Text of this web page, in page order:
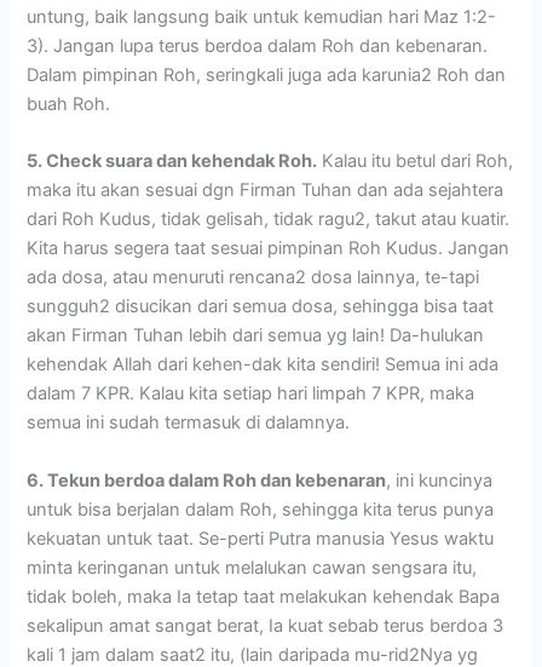
untung, baik langsung baik untuk kemudian hari Maz 1:2-
3). Jangan lupa terus berdoa dalam Roh dan kebenaran.
Dalam pimpinan Roh, seringkali juga ada karunia2 Roh dan
buah Roh.
5. Check suara dan kehendak Roh. Kalau itu betul dari Roh,
maka itu akan sesuai dgn Firman Tuhan dan ada sejahtera
dari Roh Kudus, tidak gelisah, tidak ragu2, takut atau kuatir.
Kita harus segera taat sesuai pimpinan Roh Kudus. Jangan
ada dosa, atau menuruti rencana2 dosa lainnya, te-tapi
sungguh2 disucikan dari semua dosa, sehingga bisa taat
akan Firman Tuhan lebih dari semua yg lain! Da-hulukan
kehendak Allah dari kehen-dak kita sendiri! Semua ini ada
dalam 7 KPR. Kalau kita setiap hari limpah 7 KPR, maka
semua ini sudah termasuk di dalamnya.
6. Tekun berdoa dalam Roh dan kebenaran, ini kuncinya
untuk bisa berjalan dalam Roh, sehingga kita terus punya
kekuatan untuk taat. Se-perti Putra manusia Yesus waktu
minta keringanan untuk melalukan cawan sengsara itu,
tidak boleh, maka Ia tetap taat melakukan kehendak Bapa
sekalipun amat sangat berat, Ia kuat sebab terus berdoa 3
kali 1 jam dalam saat2 itu, (lain daripada mu-rid2Nya yg